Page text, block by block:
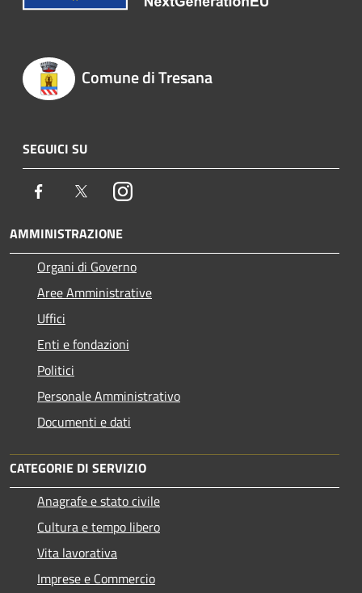
Comune di Tresana
SEGUICI SU
Facebook TwitterInstagram
AMMINISTRAZIONE
Organi di Governo
Aree Amministrative
Uffici
Enti e fondazioni
Politici
Personale Amministrativo
Documenti e dati
CATEGORIE DI SERVIZIO
Anagrafe e stato civile
Cultura e tempo libero
Vita lavorativa
Imprese e Commercio